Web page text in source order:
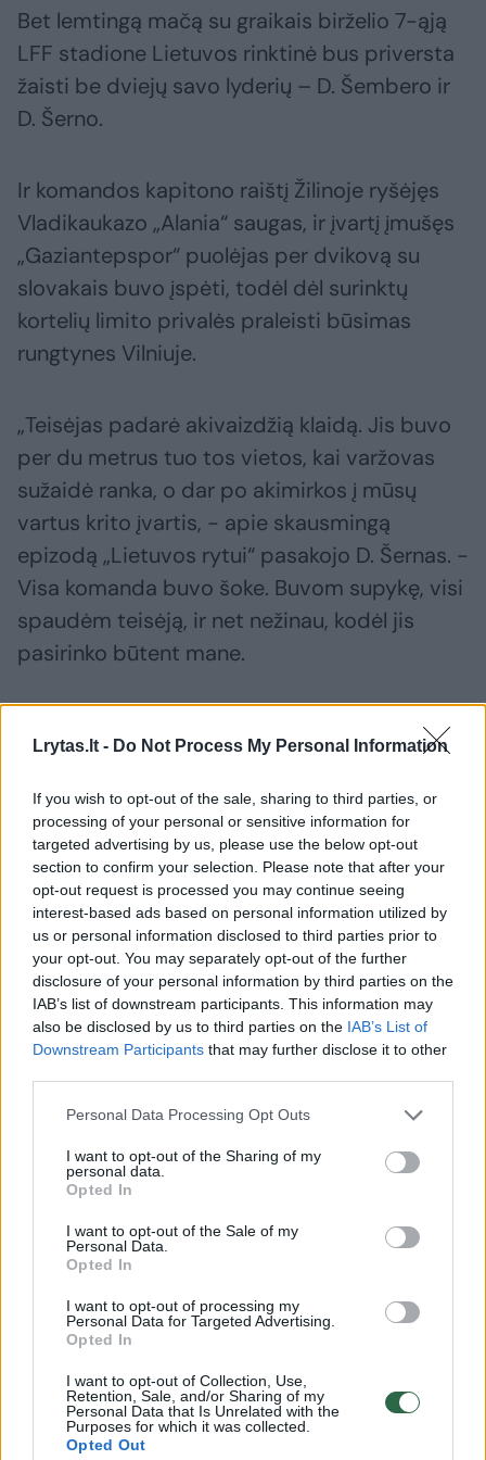
Lrytas.lt - Do Not Process My Personal Information
If you wish to opt-out of the sale, sharing to third parties, or
processing of your personal or sensitive information for
targeted advertising by us, please use the below opt-out
section to confirm your selection. Please note that after your
opt-out request is processed you may continue seeing
interest-based ads based on personal information utilized by
us or personal information disclosed to third parties prior to
your opt-out. You may separately opt-out of the further
disclosure of your personal information by third parties on the
IAB’s list of downstream participants. This information may
also be disclosed by us to third parties on the IAB’s List of
Downstream Participants that may further disclose it to other
Personal Data Processing Opt Outs
I want to opt-out of the Sharing of my
personal data.
Opted In
I want to opt-out of the Sale of my
Personal Data.
Opted In
I want to opt-out of processing my
Personal Data for Targeted Advertising.
Opted In
I want to opt-out of Collection, Use,
Retention, Sale, and/or Sharing of my
Personal Data that Is Unrelated with the
Purposes for which it was collected.
Opted Out
Bet lemtingą mačą su graikais birželio 7-ąją
LFF stadione Lietuvos rinktinė bus priversta
žaisti be dviejų savo lyderių – D. Šembero ir
D. Šerno.
Ir komandos kapitono raištį Žilinoje ryšėjęs
Vladikaukazo „Alania“ saugas, ir įvartį įmušęs
„Gaziantepspor“ puolėjas per dvikovą su
slovakais buvo įspėti, todėl dėl surinktų
kortelių limito privalės praleisti būsimas
rungtynes Vilniuje.
„Teisėjas padarė akivaizdžią klaidą. Jis buvo
per du metrus tuo tos vietos, kai varžovas
sužaidė ranka, o dar po akimirkos į mūsų
vartus krito įvartis, - apie skausmingą
epizodą „Lietuvos rytui“ pasakojo D. Šernas. -
Visa komanda buvo šoke. Buvom supykę, visi
spaudėm teisėją, ir net nežinau, kodėl jis
pasirinko būtent mane.
stovėjęs už 10 metrų ir nieko nematęs. Visi
mes darom klaidas. Bet dabar aš buvau greta
teisėjo, ir nematyti šimtaprocentinės varžovo
rankos jis tiesiog negalėjo. Labai apmaudu,
kad už šią klaidą teko dvigubai nukentėti“.
Gynybos viduryje – vėl naujokai
Kontrolinis mačas Tiranoje Lietuvos rinktinei
galėjo tapti naudinga repeticija prieš dvikovą
Rungtynėse su albanais Cs. Laszlo gavo
galimybę paieškoti, kas galėtų geriausiai
pakeisti du starto sudėties žaidėjus. Bet
dabar vengras vėl turi sukti galvą, kuo
kamšyti ir naujai atsivėrusias skyles.
Lietuvos rinktinės treneriui tiesiog
neįmanoma šio vakaro dvikovą su 64-ąją
vietą FIFA reitinge užimančia Albanija vertinti